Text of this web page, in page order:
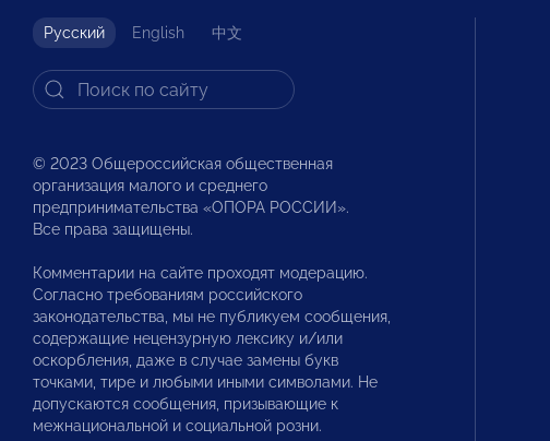
Русский English 中文
© 2023 Общероссийская общественная
организация малого и среднего
предпринимательства «ОПОРА РОССИИ».
Все права защищены.
Комментарии на сайте проходят модерацию.
Согласно требованиям российского
законодательства, мы не публикуем сообщения,
содержащие нецензурную лексику и/или
оскорбления, даже в случае замены букв
точками, тире и любыми иными символами. Не
допускаются сообщения, призывающие к
межнациональной и социальной розни.